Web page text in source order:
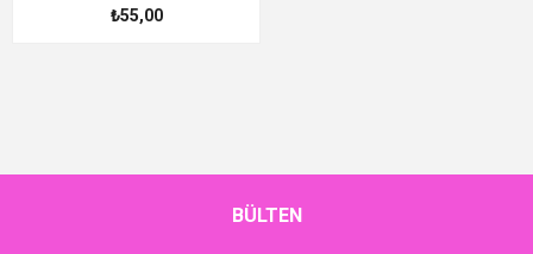
₺55,00
BÜLTEN